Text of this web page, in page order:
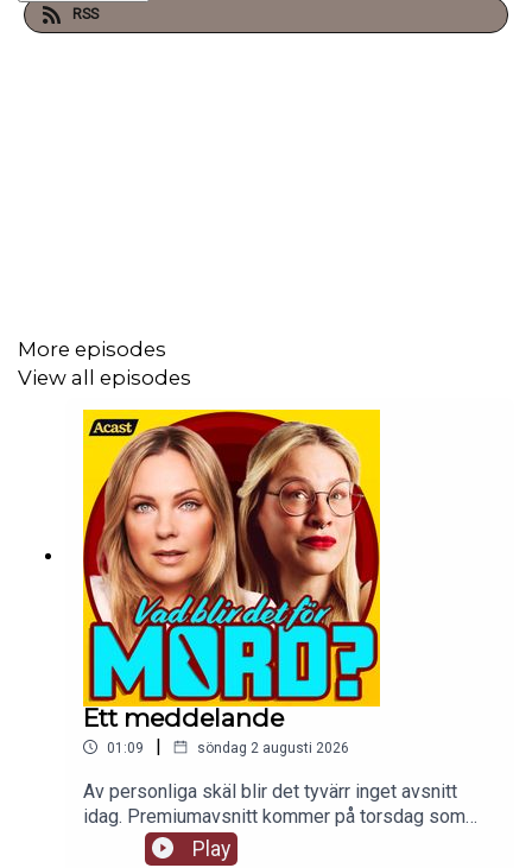
RSS
More episodes
View all episodes
Ett meddelande
01:09 | söndag 2 augusti 2026
Av personliga skäl blir det tyvärr inget avsnitt
idag. Premiumavsnitt kommer på torsdag som
planerat.
Play